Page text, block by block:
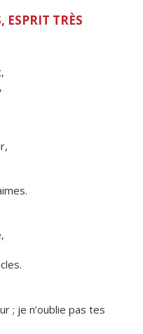
ESPRIT TRÈS
; je n’oublie pas tes